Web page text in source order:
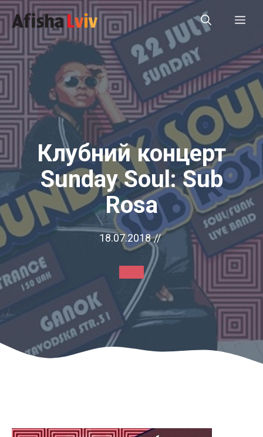
Перейти
до
вмісту
Клубний концерт
Sunday Soul: Sub
Rosa
18.07.2018 //